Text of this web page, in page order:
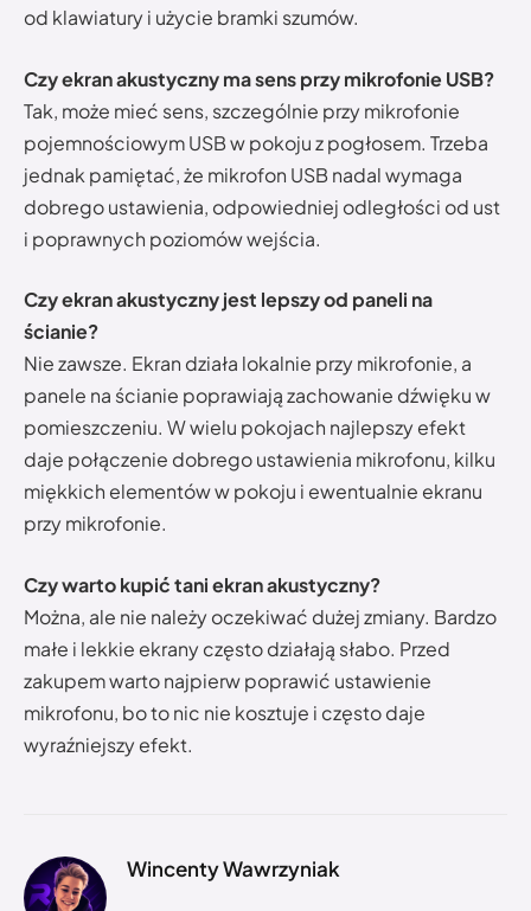
od klawiatury i użycie bramki szumów.
Czy ekran akustyczny ma sens przy mikrofonie USB?
Tak, może mieć sens, szczególnie przy mikrofonie
pojemnościowym USB w pokoju z pogłosem. Trzeba
jednak pamiętać, że mikrofon USB nadal wymaga
dobrego ustawienia, odpowiedniej odległości od ust
i poprawnych poziomów wejścia.
Czy ekran akustyczny jest lepszy od paneli na
ścianie?
Nie zawsze. Ekran działa lokalnie przy mikrofonie, a
panele na ścianie poprawiają zachowanie dźwięku w
pomieszczeniu. W wielu pokojach najlepszy efekt
daje połączenie dobrego ustawienia mikrofonu, kilku
miękkich elementów w pokoju i ewentualnie ekranu
przy mikrofonie.
Czy warto kupić tani ekran akustyczny?
Można, ale nie należy oczekiwać dużej zmiany. Bardzo
małe i lekkie ekrany często działają słabo. Przed
zakupem warto najpierw poprawić ustawienie
mikrofonu, bo to nic nie kosztuje i często daje
wyraźniejszy efekt.
Wincenty Wawrzyniak